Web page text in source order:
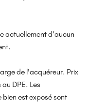
actuellement d’aucun
de l'acquéreur. Prix
DPE. Les
bien est exposé sont